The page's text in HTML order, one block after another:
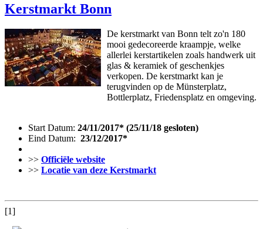
Kerstmarkt Bonn
De kerstmarkt van Bonn telt zo'n 180
mooi gedecoreerde kraampje, welke
allerlei kerstartikelen zoals handwerk uit
glas & keramiek of geschenkjes
verkopen. De kerstmarkt kan je
terugvinden op de Münsterplatz,
Bottlerplatz, Friedensplatz en omgeving.
Start Datum: 24/11/2017* (25/11/18 gesloten)
Eind Datum: 23/12/2017*
>> Officiële website
>> Locatie van deze Kerstmarkt
[1]